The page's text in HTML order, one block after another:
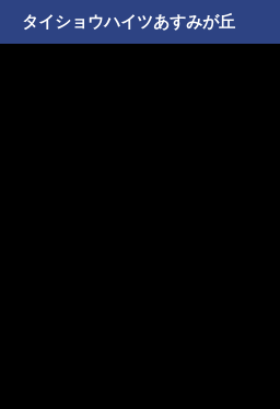
タイショウハイツあすみが丘